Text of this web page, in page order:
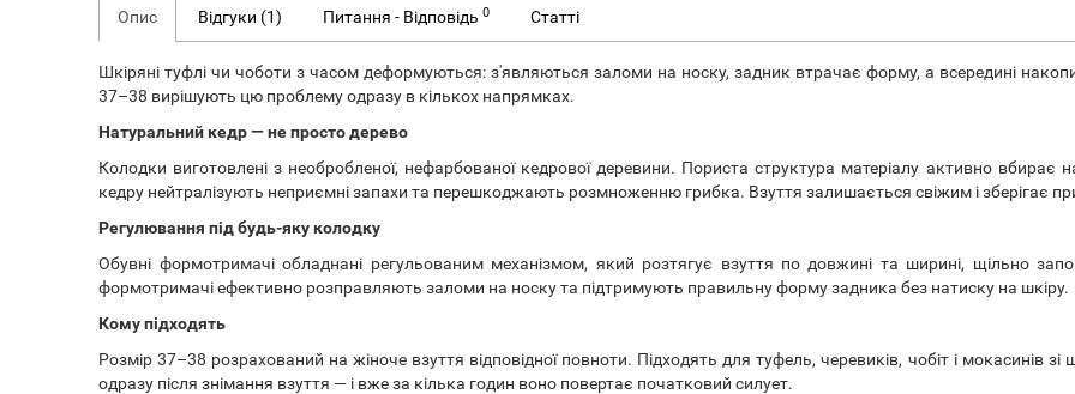
Опис Відгуки (1) Питання - Відповідь0 Статті
Шкіряні туфлі чи чоботи з часом деформуються: з'являються заломи на носку, задник втрачає форму, а всередині
37–38 вирішують цю проблему одразу в кількох напрямках.
Натуральний кедр — не просто дерево
Колодки виготовлені з необробленої, нефарбованої кедрової деревини. Пориста структура матеріалу активно вбирає
кедру нейтралізують неприємні запахи та перешкоджають розмноженню грибка. Взуття залишається свіжим і зберігає
Регулювання під будь-яку колодку
Обувні формотримачі обладнані регульованим механізмом, який розтягує взуття по довжині та ширині, щільно
формотримачі ефективно розправляють заломи на носку та підтримують правильну форму задника без натиску на шкіру.
Кому підходять
Розмір 37–38 розрахований на жіноче взуття відповідної повноти. Підходять для туфель, черевиків, чобіт і мокасинів
одразу після знімання взуття — і вже за кілька годин воно повертає початковий силует.